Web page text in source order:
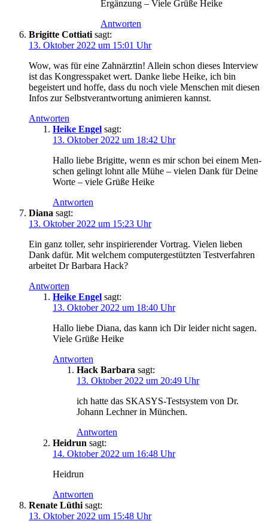
Ergän­zung – Vie­le Grü­ße Heike
Antworten
Brigitte Cottiati sagt:
13. Oktober 2022 um 15:01 Uhr
Wow, was für eine Zahn­ärz­tin! Allein schon die­ses Inter­view
ist das Kon­gress­pa­ket wert. Dan­ke lie­be Hei­ke, ich bin
begeis­tert und hof­fe, dass du noch vie­le Men­schen mit die­sen
Infos zur Selbst­ver­ant­wor­tung ani­mie­ren kannst.
Antworten
Heike Engel sagt:
13. Oktober 2022 um 18:42 Uhr
Hal­lo lie­be Bri­git­te, wenn es mir schon bei einem Men­
schen gelingt lohnt alle Mühe – vie­len Dank für Dei­ne
Wor­te – vie­le Grü­ße Heike
Antworten
Diana sagt:
13. Oktober 2022 um 15:23 Uhr
Ein ganz tol­ler, sehr inspi­rie­ren­der Vor­trag. Vie­len lie­ben
Dank dafür. Mit wel­chem com­pu­ter­ge­stütz­ten Test­ver­fah­ren
arbei­tet Dr Bar­ba­ra Hack?
Antworten
Heike Engel sagt:
13. Oktober 2022 um 18:40 Uhr
Hal­lo lie­be Dia­na, das kann ich Dir lei­der nicht sagen.
Vie­le Grü­ße Heike
Antworten
Hack Barbara sagt:
13. Oktober 2022 um 20:49 Uhr
ich hat­te das SKA­SYS-Test­sys­tem von Dr.
Johann Lech­ner in München.
Antworten
Heidrun sagt:
14. Oktober 2022 um 16:48 Uhr
Heid­run
Antworten
Renate Lüthi sagt:
13. Oktober 2022 um 15:48 Uhr